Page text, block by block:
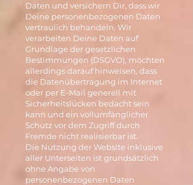
Daten und versichern Dir, dass wir
Deine personenbezogenen Daten
vertraulich behandeln. Wir
verarbeiten Deine Daten auf
Grundlage der gesetzlichen
Bestimmungen (DSGVO), möchten
allerdings darauf hinweisen, dass
die Datenübertragung im Internet
oder per E-Mail generell mit
Sicherheitslücken bedacht sein
kann und ein vollumfänglicher
Schutz vor dem Zugriff durch
Fremde nicht realisierbar ist.
Die Nutzung der Website inklusive
aller Unterseiten ist grundsätzlich
ohne Angabe von
personenbezogenen Daten